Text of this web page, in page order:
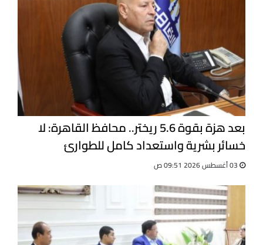
بعد هزة بقوة 5.6 ريختر.. محافظ القاهرة: لا
خسائر بشرية واستعداد كامل للطوارئ